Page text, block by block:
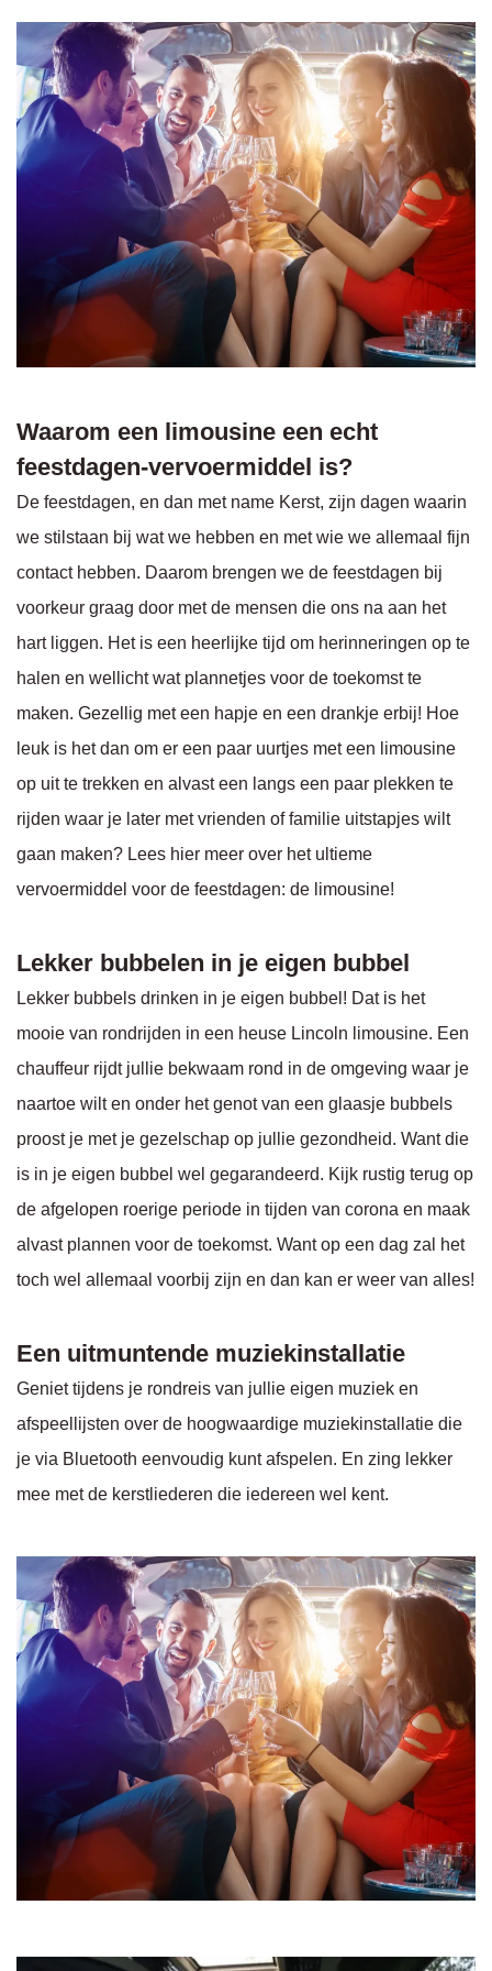
Waarom een limousine een echt
feestdagen-vervoermiddel is?
De feestdagen, en dan met name Kerst, zijn dagen waarin
we stilstaan bij wat we hebben en met wie we allemaal fijn
contact hebben. Daarom brengen we de feestdagen bij
voorkeur graag door met de mensen die ons na aan het
hart liggen. Het is een heerlijke tijd om herinneringen op te
halen en wellicht wat plannetjes voor de toekomst te
maken. Gezellig met een hapje en een drankje erbij! Hoe
leuk is het dan om er een paar uurtjes met een limousine
op uit te trekken en alvast een langs een paar plekken te
rijden waar je later met vrienden of familie uitstapjes wilt
gaan maken? Lees hier meer over het ultieme
vervoermiddel voor de feestdagen: de limousine!
Lekker bubbelen in je eigen bubbel
Lekker bubbels drinken in je eigen bubbel! Dat is het
mooie van rondrijden in een heuse Lincoln limousine. Een
chauffeur rijdt jullie bekwaam rond in de omgeving waar je
naartoe wilt en onder het genot van een glaasje bubbels
proost je met je gezelschap op jullie gezondheid. Want die
is in je eigen bubbel wel gegarandeerd. Kijk rustig terug op
de afgelopen roerige periode in tijden van corona en maak
alvast plannen voor de toekomst. Want op een dag zal het
toch wel allemaal voorbij zijn en dan kan er weer van alles!
Een uitmuntende muziekinstallatie
Geniet tijdens je rondreis van jullie eigen muziek en
afspeellijsten over de hoogwaardige muziekinstallatie die
je via Bluetooth eenvoudig kunt afspelen. En zing lekker
mee met de kerstliederen die iedereen wel kent.